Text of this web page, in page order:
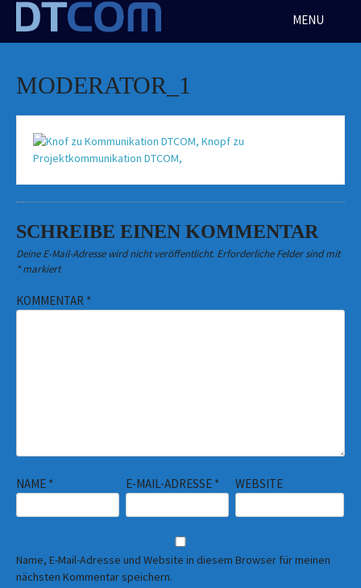
Skip
content
MENU
MODERATOR_1
SCHREIBE EINEN KOMMENTAR
Deine E-Mail-Adresse wird nicht veröffentlicht. Erforderliche Felder sind mit
*markiert
KOMMENTAR *
NAME * E-MAIL-ADRESSE * WEBSITE
Name, E-Mail-Adresse und Website in diesem Browser für meinen
nächsten Kommentar speichern.